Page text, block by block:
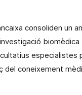
consoliden un
biomèdica
especialistes
del coneixement